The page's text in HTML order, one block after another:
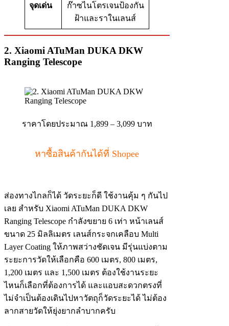
จุดเด่น
ก๊าซไนโตรเจนป้องกัน
ฝ้าและราในเลนส์
2. Xiaomi ATuMan DUKA DKW
Ranging Telescope
ราคาโดยประมาณ 1,899 – 3,099 บาท
หาซื้อสินค้ากันได้ที่ Shopee
ส่องทางไกลก็ได้ วัดระยะก็ดี ใช้งานคุ้ม ๆ กันไป
เลย สำหรับ Xiaomi ATuMan DUKA DKW
Ranging Telescope กำลังขยาย 6 เท่า หน้าเลนส์
ขนาด 25 มิลลิเมตร เลนส์กระจกเคลือบ Multi
Layer Coating ให้ภาพสว่างชัดเจน มีรุ่นแบ่งตาม
ระยะการวัดให้เลือกคือ 600 เมตร, 800 เมตร,
1,200 เมตร และ 1,500 เมตร ต้องใช้งานระยะ
ไหนก็เลือกที่ต้องการได้ และแอบสะดวกตรงที่
ไม่จำเป็นต้องเดินไปหาวัตถุก็วัดระยะได้ ไม่ต้อง
ลากสายวัดให้ยุ่งยากลำบากครับ